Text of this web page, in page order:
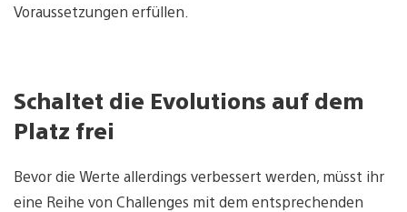
Voraussetzungen erfüllen.
Schaltet die Evolutions auf dem
Platz frei
Bevor die Werte allerdings verbessert werden, müsst ihr
eine Reihe von Challenges mit dem entsprechenden